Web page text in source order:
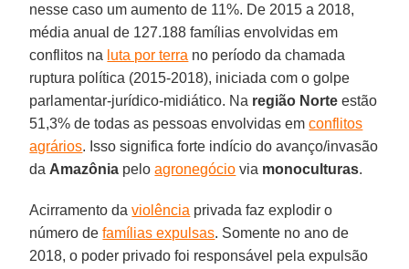
nesse caso um aumento de 11%. De 2015 a 2018,
média anual de 127.188 famílias envolvidas em
conflitos na luta por terra no período da chamada
ruptura política (2015-2018), iniciada com o golpe
parlamentar-jurídico-midiático. Na região Norte estão
51,3% de todas as pessoas envolvidas emconflitos
agrários. Isso significa forte indício do avanço/invasão
da Amazônia peloagronegócio via monoculturas.
Acirramento daviolência privada faz explodir o
número defamílias expulsas. Somente no ano de
2018, o poder privado foi responsável pela expulsão